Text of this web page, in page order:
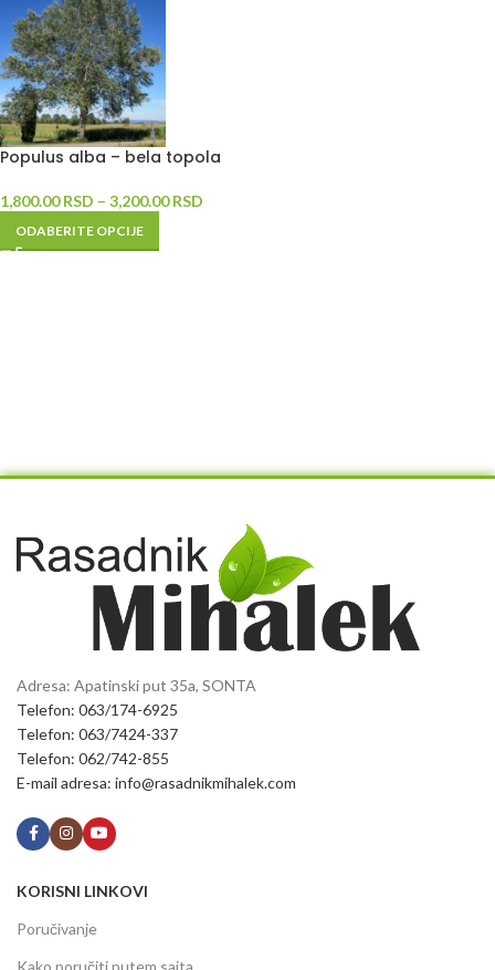
Populus alba – bela topola
1,800.00RSD – 3,200.00RSD
ODABERITE OPCIJE
Adresa: Apatinski put 35a, SONTA
Telefon: 063/174-6925
Telefon: 063/7424-337
Telefon: 062/742-855
E-mail adresa: info@rasadnikmihalek.com
KORISNI LINKOVI
Poručivanje
Kako poručiti putem sajta